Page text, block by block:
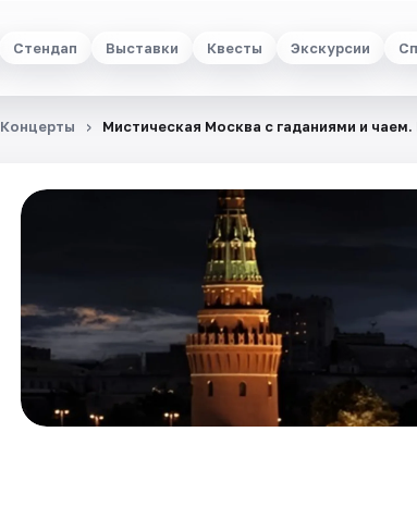
Стендап Выставки Квесты Экскурсии
Концерты Мистическая Москва с гаданиями и